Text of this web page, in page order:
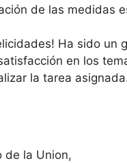
de las medidas
Ha sido
en los
la tarea
de la Union,